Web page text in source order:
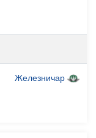
Железничар